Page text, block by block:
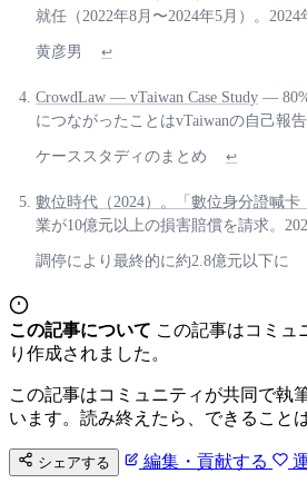
就任（2022年8月〜2024年5月）。
黄彦男 ↩
CrowdLaw — vTaiwan Case Study —
につながったことはvTaiwanの自己報
ケーススタディのまとめ ↩
數位時代（2024）。「數位身分證喊卡
業が10億元以上の損害賠償を請求。
調停により最終的に約2.8億元以下に
この記事について この記事はコミュ
り作成されました。
この記事はコミュニティが共同で執
います。読み終えたら、できること
シェアする 編集・貢献する